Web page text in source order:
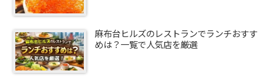
麻布台ヒルズのレストランでランチおすす
めは？一覧で人気店を厳選